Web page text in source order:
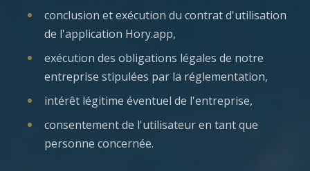
conclusion et exécution du contrat d'utilisation
de l'application Hory.app,
exécution des obligations légales de notre
entreprise stipulées par la réglementation,
intérêt légitime éventuel de l'entreprise,
consentement de l'utilisateur en tant que
personne concernée.